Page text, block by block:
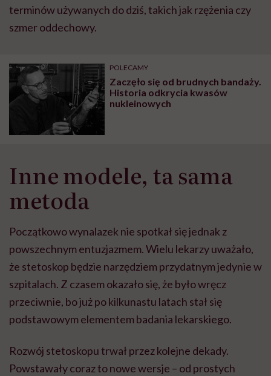
terminów używanych do dziś, takich jak rzężenia czy
szmer oddechowy.
POLECAMY
Zaczęło się od brudnych bandaży.
Historia odkrycia kwasów
nukleinowych
Inne modele, ta sama
metoda
Początkowo wynalazek nie spotkał się jednak z
powszechnym entuzjazmem. Wielu lekarzy uważało,
że stetoskop będzie narzędziem przydatnym jedynie w
szpitalach. Z czasem okazało się, że było wręcz
przeciwnie, bo już po kilkunastu latach stał się
podstawowym elementem badania lekarskiego.
Rozwój stetoskopu trwał przez kolejne dekady.
Powstawały coraz to nowe wersje – od prostych